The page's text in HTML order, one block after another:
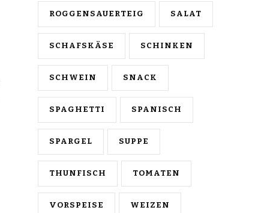
ROGGENSAUERTEIG SALAT
SCHAFSKÄSE SCHINKEN
SCHWEIN SNACK
SPAGHETTI SPANISCH
SPARGEL SUPPE
THUNFISCH TOMATEN
VORSPEISE WEIZEN